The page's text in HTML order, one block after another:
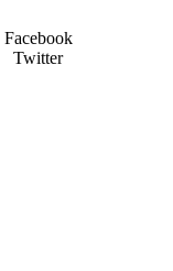
Facebook
Twitter